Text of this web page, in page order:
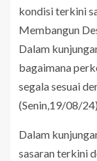
kondisi terkini
Membangun
Dalam
bagaimana
segala sesuai
(Senin,19/08/24)
Dalam
sasaran terkini